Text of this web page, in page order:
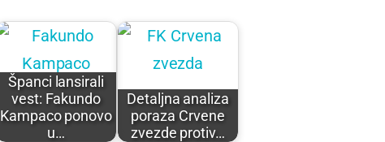
Španci lansirali
vest: Fakundo
Kampaco ponovo
u…
Detaljna analiza
poraza Crvene
zvezde protiv…